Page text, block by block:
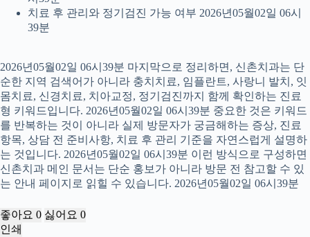
치료 후 관리와 정기검진 가능 여부 2026년05월02일 06시
39분
2026년05월02일 06시39분 마지막으로 정리하면, 신촌치과는 단
순한 지역 검색어가 아니라 충치치료, 임플란트, 사랑니 발치, 잇
몸치료, 신경치료, 치아교정, 정기검진까지 함께 확인하는 진료
형 키워드입니다. 2026년05월02일 06시39분 중요한 것은 키워드
를 반복하는 것이 아니라 실제 방문자가 궁금해하는 증상, 진료
항목, 상담 전 준비사항, 치료 후 관리 기준을 자연스럽게 설명하
는 것입니다. 2026년05월02일 06시39분 이런 방식으로 구성하면
신촌치과 메인 문서는 단순 홍보가 아니라 방문 전 참고할 수 있
는 안내 페이지로 읽힐 수 있습니다. 2026년05월02일 06시39분
좋아요 0 싫어요 0
인쇄